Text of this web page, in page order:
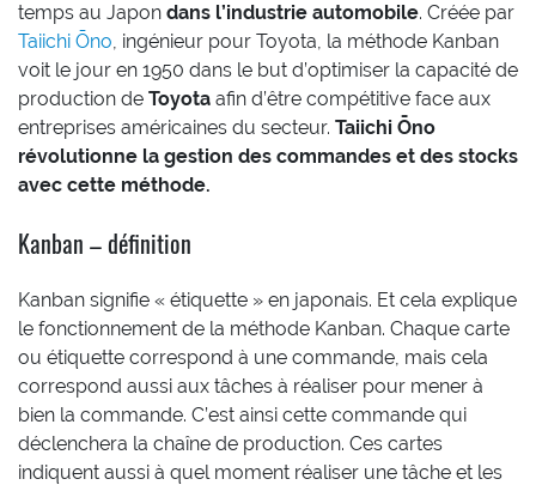
temps au Japon dans l’industrie automobile. Créée par
Taiichi Ōno, ingénieur pour Toyota, la méthode Kanban
voit le jour en 1950 dans le but d’optimiser la capacité de
production de Toyota afin d’être compétitive face aux
entreprises américaines du secteur. Taiichi Ōno
révolutionne la gestion des commandes et des stocks
avec cette méthode.
Kanban – définition
Kanban signifie « étiquette » en japonais. Et cela explique
le fonctionnement de la méthode Kanban. Chaque carte
ou étiquette correspond à une commande, mais cela
correspond aussi aux tâches à réaliser pour mener à
bien la commande. C’est ainsi cette commande qui
déclenchera la chaîne de production. Ces cartes
indiquent aussi à quel moment réaliser une tâche et les